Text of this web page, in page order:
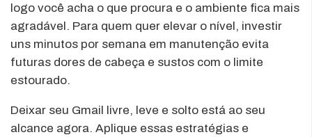
logo você acha o que procura e o ambiente fica mais
agradável. Para quem quer elevar o nível, investir
uns minutos por semana em manutenção evita
futuras dores de cabeça e sustos com o limite
estourado.
Deixar seu Gmail livre, leve e solto está ao seu
alcance agora. Aplique essas estratégias e